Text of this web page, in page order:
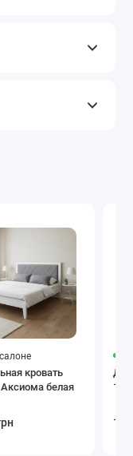
кровать
Аксиома белая
12